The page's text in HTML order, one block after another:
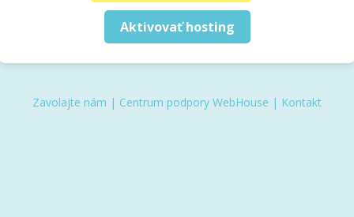
Aktivovať hosting
Zavolajte nám | Centrum podpory WebHouse | Kontakt